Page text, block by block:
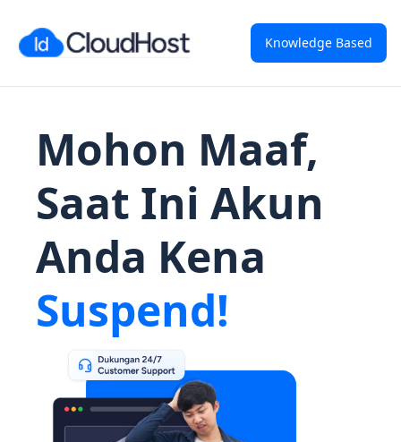
Knowledge Based
Mohon Maaf,
Saat Ini Akun
Anda Kena
Suspend!